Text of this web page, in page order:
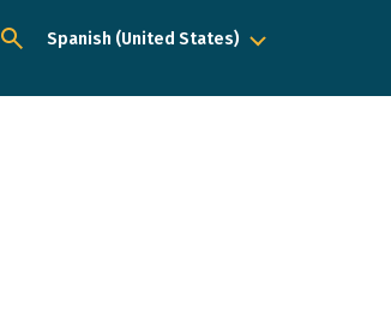
Menú desplegable
Spanish (United States)